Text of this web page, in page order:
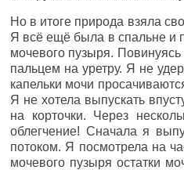
Но в итоге природа взяла
Я всё ещё была в спальне и
мочевого пузыря.
пальцем на уретру. Я не
капельки мочи
Я не хотела выпускать
на корточки. Через
облегчение! Сначала я
потоком. Я посмотрела на
мочевого пузыря остатки